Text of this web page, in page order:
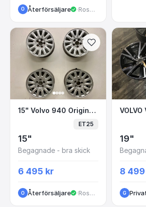
O Återförsäljare · Rosendalagatan
15" Volvo 940 Originalfälgar
15" Volvo 940 Originalfälgar 5x108 6x15 ET25 945 740 745
ET25
15"
Begagnade - bra skick
6 495 kr
O Återförsäljare · Rosendalagatan
19"
8
G